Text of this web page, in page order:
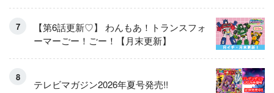
【第6話更新♡】 わんもあ！トランスフォ
ーマーごー！ごー！【月末更新】
テレビマガジン2026年夏号発売!!